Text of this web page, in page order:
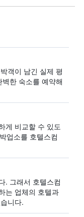
객이 남긴 실제 평
한 숙소를 예약해
게 비교할 수 있도
업소를 호텔스컴
. ​그래서 호텔스컴
는 업체의 호텔과
니다.